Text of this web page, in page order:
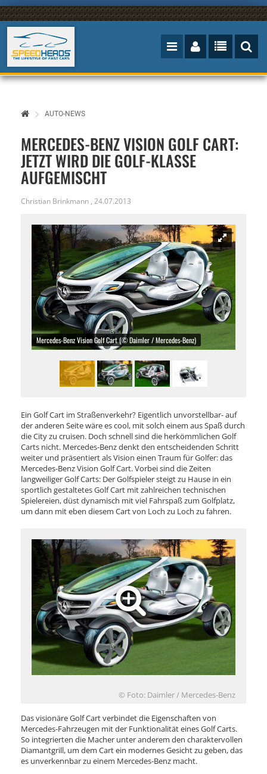
AUTO-NEWS
MERCEDES-BENZ VISION GOLF CART:
JETZT WIRD DIE GOLF-KLASSE
AUFGEMISCHT
Christian Brinkmann , 24.07.2013
Mercedes-Benz Vision Golf Cart (© Daimler / Mercedes-Benz)
Ein Golf Cart im Straßenverkehr? Eigentlich unvorstellbar- auf
der anderen Seite wäre es cool, mit solch einem aus Spaß durch
die City zu cruisen. Doch schnell sind die herkömmlichen Golf
Carts nicht. Mercedes-Benz denkt den entscheidenden Schritt
weiter und präsentiert als Vision einen Traum für Golfer: das
Mercedes-Benz Vision Golf Cart. Vorbei sind die Zeiten
langweiliger Golf Carts: Der Golfspieler steigt zu Hause in ein
sportlich gestaltetes Golf Cart mit zahlreichen technischen
Spielereien, düst dynamisch mit viel Fahrspaß zum Golfplatz,
um dann mit eben diesem Cart von Loch zu Loch zu fahren.
© Foto: Daimler / Mercedes-Benz
Das visionäre Golf Cart verbindet die Eigenschaften von
Mercedes-Fahrzeugen mit der Funktionalität eines Golf Carts.
So integrierten die Macher unter anderem den charaktervollen
Diamantgrill, um dem Cart ein modernes Gesicht zu geben, das
es unverkennbar zu einem Mercedes-Benz macht.